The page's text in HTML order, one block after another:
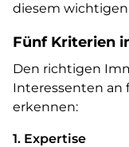
diesem wichtigen
Fünf Kriterien
Den richtigen
Interessenten an
erkennen:
1. Expertise